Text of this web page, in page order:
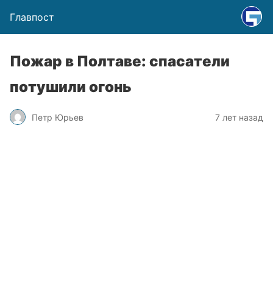
Главпост
Пожар в Полтаве: спасатели
потушили огонь
Петр Юрьев 7 лет назад